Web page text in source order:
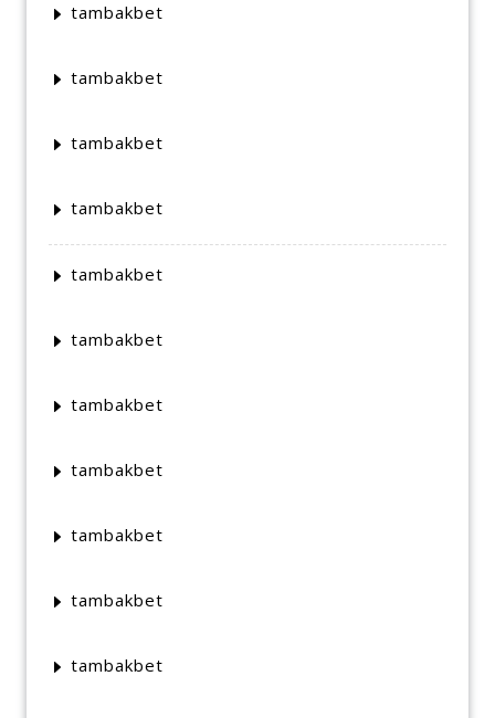
tambakbet
tambakbet
tambakbet
tambakbet
tambakbet
tambakbet
tambakbet
tambakbet
tambakbet
tambakbet
tambakbet